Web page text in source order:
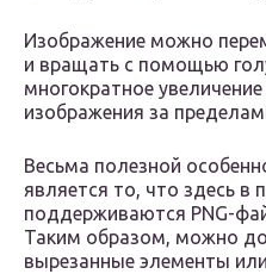
Изображение можно
и вращать с помощью
многократное
изображения за
Весьма полезной
является то, что здесь в
поддерживаются PNG-
Таким образом, можно
вырезанные элементы